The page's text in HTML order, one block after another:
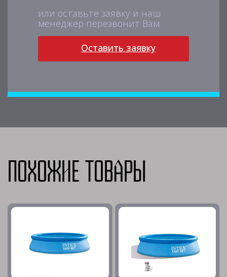
или оставьте заявку и наш
менеджер перезвонит Вам
Оставить заявку
Похожие товары